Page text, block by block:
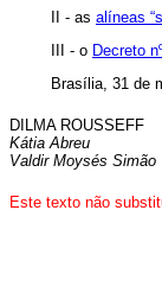
II - as alíneas
III - o Decreto
Brasília, 31 de
DILMA ROUSSEFF
Kátia Abreu
Valdir Moysés Simão
Este texto não